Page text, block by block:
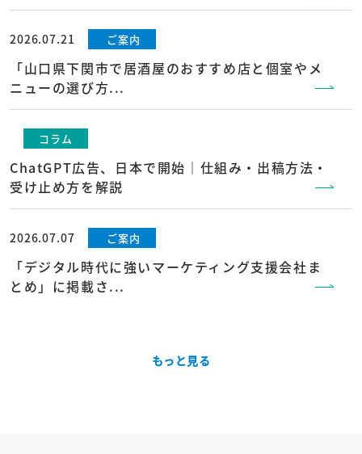
2026.07.21 ご案内
「山口県下関市で居酒屋のおすすめ店と個室やメ
ニューの選び方...
コラム
ChatGPT広告、日本で開始｜仕組み・出稿方法・
受け止め方を解説
2026.07.07 ご案内
「デジタル時代に強いマーケティング支援会社ま
とめ」に掲載さ...
もっと見る